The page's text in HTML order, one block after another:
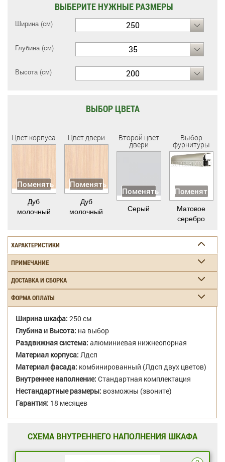
ВЫБЕРИТЕ НУЖНЫЕ РАЗМЕРЫ
Ширина (см) 250
Глубина (см) 35
Высота (см) 200
ВЫБОР ЦВЕТА
Цвет корпуса
Поменять
Дуб
молочный
Цвет двери
Поменять
Дуб
молочный
Второй цвет
двери
Поменять
Серый
Выбор
фурнитуры
Поменять
Матовое
серебро
ХАРАКТЕРИСТИКИ
ПРИМЕЧАНИЕ
ДОСТАВКА И СБОРКА
ФОРМА ОПЛАТЫ
Ширина шкафа: 250 см
Глубина и Высота: на выбор
Раздвижная система: алюминиевая нижнеопорная
Материал корпуса: Лдсп
Материал фасада: комбинированный (Лдсп двух цветов)
Внутреннее наполнение: Стандартная комплектация
Нестандартные размеры: возможны (звоните)
Гарантия: 18 месяцев
СХЕМА ВНУТРЕННЕГО НАПОЛНЕНИЯ ШКАФА